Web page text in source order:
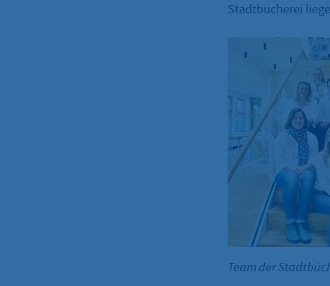
Stadtbücherei
Team der